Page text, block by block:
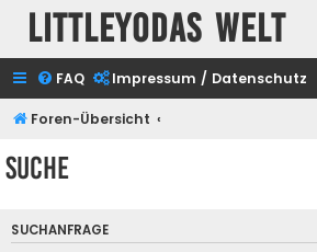
Littleyodas Welt
FAQ Impressum / Datenschutz
Foren-Übersicht
Suche
SUCHANFRAGE